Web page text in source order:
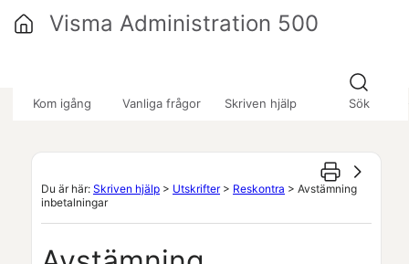
Kom igång Vanliga frågor Skriven hjälp Sök
Visma Administration 500
Du är här: Skriven hjälp > Utskrifter> Reskontra > Avstämning
inbetalningar